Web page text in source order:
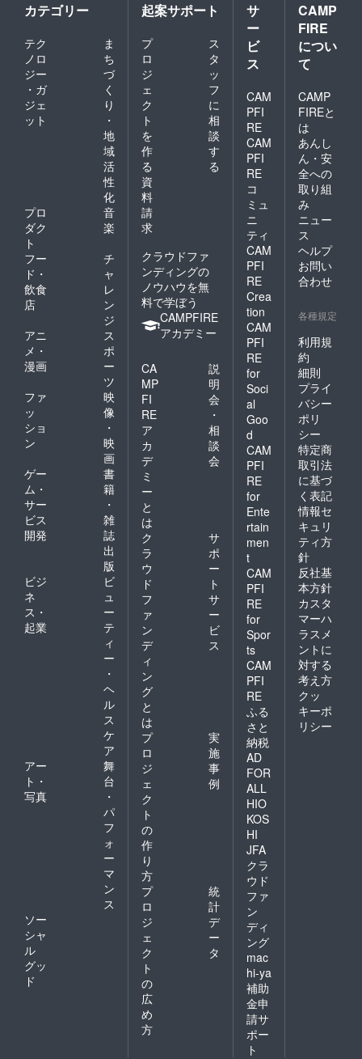
カテゴリー
テク
ノロ
ジー
・ガ
ジェ
ット
ま
ち
づ
く
り
・
地
域
活
性
化
プロ
ダク
ト
音
楽
フー
ド・
飲食
店
チ
ャ
レ
ン
ジ
アニ
メ・
漫画
ス
ポ
ー
ツ
ファ
ッ
ショ
ン
映
像
・
映
画
ゲー
ム・
サー
ビス
開発
書
籍
・
雑
誌
出
版
ビジ
ネ
ス・
起業
ビ
ュ
ー
テ
ィ
ー
・
ヘ
ル
ス
ケ
ア
アー
ト・
写真
舞
台
・
パ
フ
ォ
ー
マ
ン
ス
ソー
シャ
ル
グッ
ド
起案サポート
プ
ロ
ジ
ェ
ク
ト
を
作
る
ス
タ
ッ
フ
に
相
談
す
る
資
料
請
求
クラウドファ
ンディングの
ノウハウを無
料で学ぼう
CAMPFIRE
アカデミー
CA
MP
FI
RE
ア
カ
デ
ミ
ー
と
は
説
明
会
・
相
談
会
ク
ラ
ウ
ド
フ
ァ
ン
デ
ィ
ン
グ
と
は
サ
ポ
ー
ト
サ
ー
ビ
ス
プ
ロ
ジ
ェ
ク
ト
の
作
り
方
実
施
事
例
プ
ロ
ジ
ェ
ク
ト
の
広
め
方
統
計
デ
ー
タ
サ
ー
ビ
ス
CAM
PFI
RE
CAM
PFI
RE
コ
ミュ
ニ
ティ
CAM
PFI
RE
Crea
tion
CAM
PFI
RE
for
Soci
al
Goo
d
CAM
PFI
RE
for
Ente
rtain
men
t
CAM
PFI
RE
for
Spor
ts
CAM
PFI
RE
ふる
さと
納税
AD
FOR
ALL
HIO
KOS
HI
JFA
クラ
ウド
ファ
ン
ディ
ング
mac
hi-ya
補助
金申
請サ
ポー
ト
CAMP
FIRE
につい
て
CAMP
FIREと
は
あんし
ん・安
全への
取り組
み
ニュー
ス
ヘルプ
お問い
合わせ
各種規定
利用規
約
細則
プライ
バシー
ポリ
シー
特定商
取引法
に基づ
く表記
情報セ
キュリ
ティ方
針
反社基
本方針
カスタ
マーハ
ラスメ
ントに
対する
考え方
クッ
キーポ
リシー